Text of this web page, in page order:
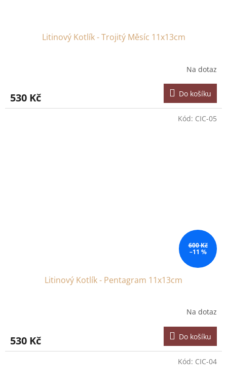
Litinový Kotlík - Trojitý Měsíc 11x13cm
Na dotaz
530 Kč Do košíku
600 Kč
–11 %
Litinový Kotlík - Pentagram 11x13cm
Na dotaz
530 Kč Do košíku
Kód: CIC-05
Kód: CIC-04